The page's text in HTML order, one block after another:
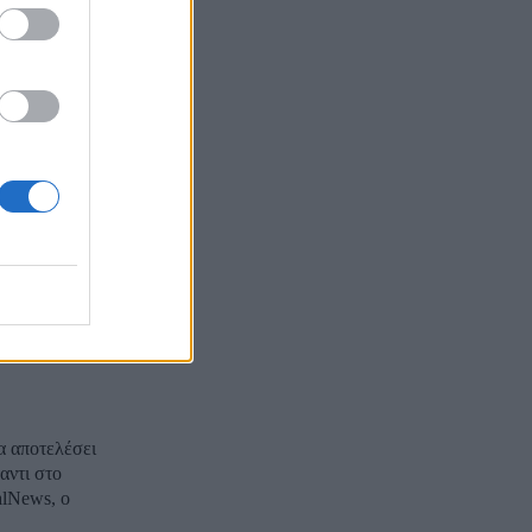
θα
και
των
στο